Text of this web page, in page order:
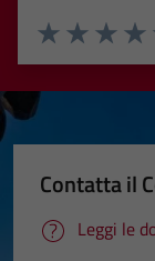
Valuta
Valuta 2
Valuta 1 stelle
Contatta il
Leggi le